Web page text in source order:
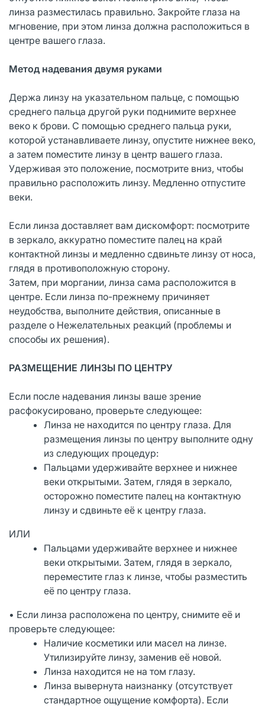
линза разместилась правильно. Закройте глаза на
мгновение, при этом линза должна расположиться в
центре вашего глаза.
Метод надевания двумя руками
Держа линзу на указательном пальце, с помощью
среднего пальца другой руки поднимите верхнее
веко к брови. С помощью среднего пальца руки,
которой устанавливаете линзу, опустите нижнее веко,
а затем поместите линзу в центр вашего глаза.
Удерживая это положение, посмотрите вниз, чтобы
правильно расположить линзу. Медленно отпустите
веки.
Если линза доставляет вам дискомфорт: посмотрите
в зеркало, аккуратно поместите палец на край
контактной линзы и медленно сдвиньте линзу от носа,
глядя в противоположную сторону.
Затем, при моргании, линза сама расположится в
центре. Если линза по-прежнему причиняет
неудобства, выполните действия, описанные в
разделе о Нежелательных реакций (проблемы и
способы их решения).
РАЗМЕЩЕНИЕ ЛИНЗЫ ПО ЦЕНТРУ
Если после надевания линзы ваше зрение
расфокусировано, проверьте следующее:
Линза не находится по центру глаза. Для
размещения линзы по центру выполните одну
из следующих процедур:
Пальцами удерживайте верхнее и нижнее
веки открытыми. Затем, глядя в зеркало,
осторожно поместите палец на контактную
линзу и сдвиньте её к центру глаза.
ИЛИ
Пальцами удерживайте верхнее и нижнее
веки открытыми. Затем, глядя в зеркало,
переместите глаз к линзе, чтобы разместить
её по центру глаза.
• Если линза расположена по центру, снимите её и
проверьте следующее:
Наличие косметики или масел на линзе.
Утилизируйте линзу, заменив её новой.
Линза находится не на том глазу.
Линза вывернута наизнанку (отсутствует
стандартное ощущение комфорта). Если